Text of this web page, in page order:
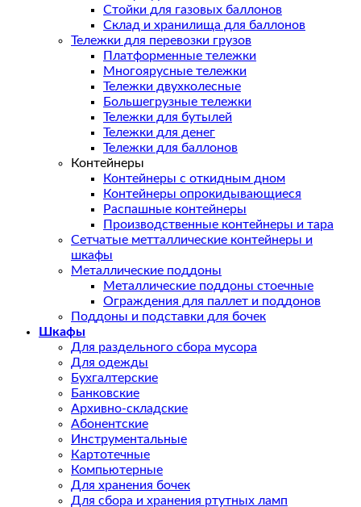
Стойки для газовых баллонов
Склад и хранилища для баллонов
Тележки для перевозки грузов
Платформенные тележки
Многоярусные тележки
Тележки двухколесные
Большегрузные тележки
Тележки для бутылей
Тележки для денег
Тележки для баллонов
Контейнеры
Контейнеры с откидным дном
Контейнеры опрокидывающиеся
Распашные контейнеры
Производственные контейнеры и тара
Сетчатые метталлические контейнеры и
шкафы
Металлические поддоны
Металлические поддоны стоечные
Ограждения для паллет и поддонов
Поддоны и подставки для бочек
Шкафы
Для раздельного сбора мусора
Для одежды
Бухгалтерские
Банковские
Архивно-складские
Абонентские
Инструментальные
Картотечные
Компьютерные
Для хранения бочек
Для сбора и хранения ртутных ламп